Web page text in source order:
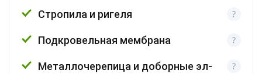
Стропила и ригеля
Подкровельная мембрана
Металлочерепица и доборные эл-